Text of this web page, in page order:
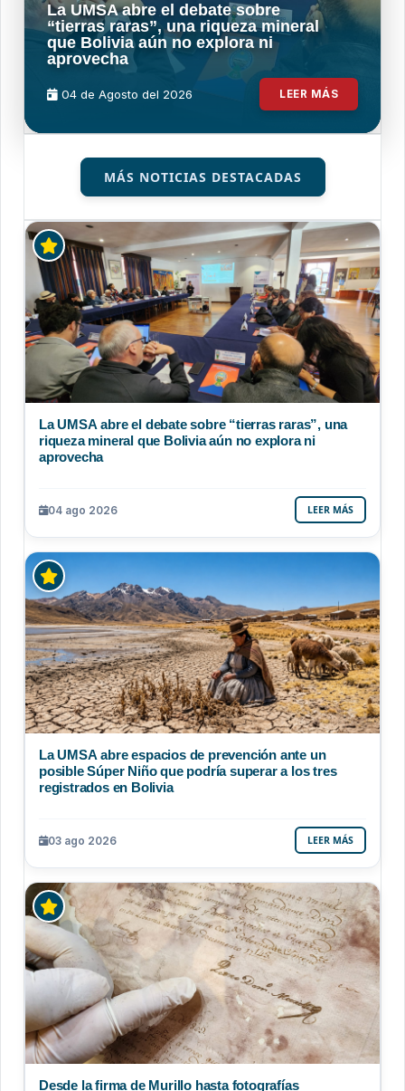
La UMSA abre el debate sobre
“tierras raras”, una riqueza mineral
que Bolivia aún no explora ni
aprovecha
04 de Agosto del 2026 LEER MÁS
MÁS NOTICIAS DESTACADAS
La UMSA abre el debate sobre “tierras raras”, una
riqueza mineral que Bolivia aún no explora ni
aprovecha
04 ago 2026 LEER MÁS
La UMSA abre espacios de prevención ante un
posible Súper Niño que podría superar a los tres
registrados en Bolivia
03 ago 2026 LEER MÁS
Desde la firma de Murillo hasta fotografías